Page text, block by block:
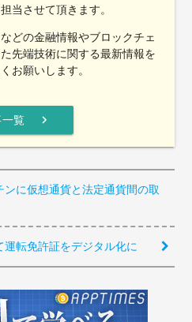
当させて頂きます。
どの金融情報やブロックチェ
先端技術に関する最新情報を
お願いします。
覧 chevron_right
に仮想通貨と法定通貨間の取
転免許証をデジタル化に